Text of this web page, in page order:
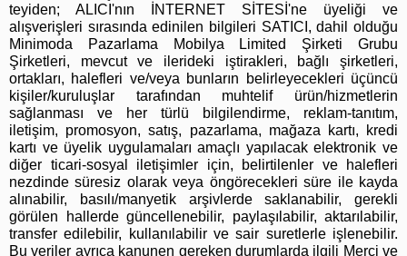
teyiden; ALICI'nın İNTERNET SİTESİ'ne üyeliği ve
alışverişleri sırasında edinilen bilgileri SATICI, dahil olduğu
Minimoda Pazarlama Mobilya Limited Şirketi Grubu
Şirketleri, mevcut ve ilerideki iştirakleri, bağlı şirketleri,
ortakları, halefleri ve/veya bunların belirleyecekleri üçüncü
kişiler/kuruluşlar tarafından muhtelif ürün/hizmetlerin
sağlanması ve her türlü bilgilendirme, reklam-tanıtım,
iletişim, promosyon, satış, pazarlama, mağaza kartı, kredi
kartı ve üyelik uygulamaları amaçlı yapılacak elektronik ve
diğer ticari-sosyal iletişimler için, belirtilenler ve halefleri
nezdinde süresiz olarak veya öngörecekleri süre ile kayda
alınabilir, basılı/manyetik arşivlerde saklanabilir, gerekli
görülen hallerde güncellenebilir, paylaşılabilir, aktarılabilir,
transfer edilebilir, kullanılabilir ve sair suretlerle işlenebilir.
Bu veriler ayrıca kanunen gereken durumlarda ilgili Merci ve